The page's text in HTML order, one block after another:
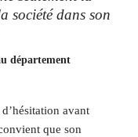
société dans son
département
avant
que son